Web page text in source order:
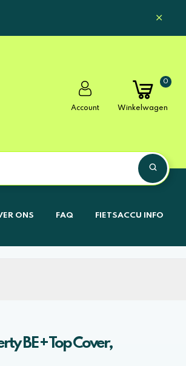
Account
0
Winkelwagen
ONS FAQ FIETSACCU INFO
BE + Top Cover,